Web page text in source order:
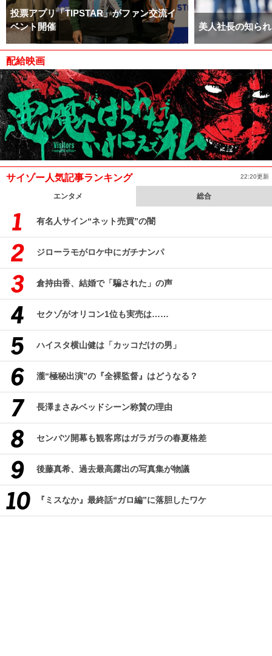
投票アプリ「TIPSTAR」がファン交流イ
ベント開催
美人社長の知ら
配給映画
サイゾー人気記事ランキング 22:20更新
エンタメ 総合
有名人サイン“ネット売買”の闇
ジローラモがロケ中にガチナンパ
倉持由香、結婚で「騙された」の声
セクゾがオリコン1位も実売は……
ハイスタ横山健は「カッコだけの男」
瀧“極秘出演”の『全裸監督』はどうなる？
長澤まさみベッドシーン称賛の理由
センバツ開幕も観客席はガラガラの春夏格差
後藤真希、過去最高露出の写真集が物議
『ミスなか』最終話“ガロ編”に落胆したワケ